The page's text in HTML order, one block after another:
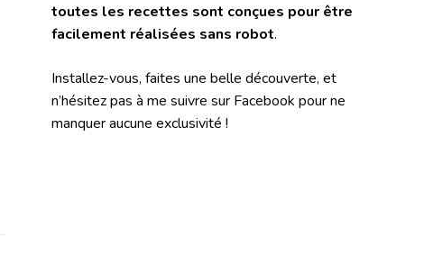
toutes les recettes sont conçues pour être
facilement réalisées sans robot.
Installez-vous, faites une belle découverte, et
n’hésitez pas à me suivre sur Facebook pour ne
manquer aucune exclusivité !